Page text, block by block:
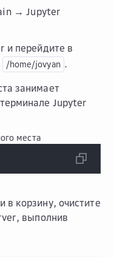
→ Jupyter
и перейдите в
/home/jovyan .
занимает
Jupyter
места
в корзину, очистите
выполнив